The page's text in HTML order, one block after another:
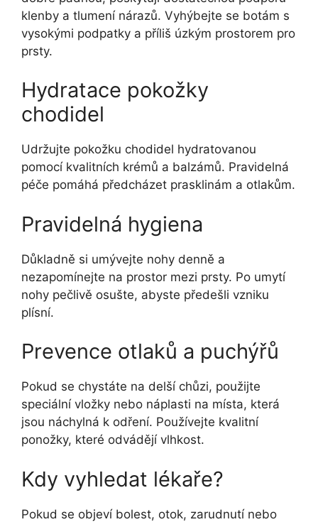
klenby a tlumení nárazů. Vyhýbejte se botám s
vysokými podpatky a příliš úzkým prostorem pro
prsty.
Hydratace pokožky
chodidel
Udržujte pokožku chodidel hydratovanou
pomocí kvalitních krémů a balzámů. Pravidelná
péče pomáhá předcházet prasklinám a otlakům.
Pravidelná hygiena
Důkladně si umývejte nohy denně a
nezapomínejte na prostor mezi prsty. Po umytí
nohy pečlivě osušte, abyste předešli vzniku
plísní.
Prevence otlaků a puchýřů
Pokud se chystáte na delší chůzi, použijte
speciální vložky nebo náplasti na místa, která
jsou náchylná k odření. Používejte kvalitní
ponožky, které odvádějí vlhkost.
Kdy vyhledat lékaře?
Pokud se objeví bolest, otok, zarudnutí nebo